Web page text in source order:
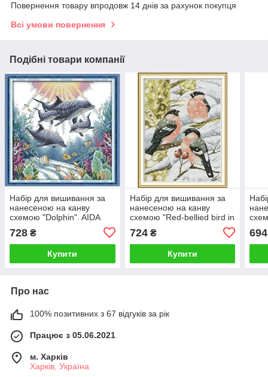
Повернення товару впродовж 14 днів за рахунок покупця
Всі умови повернення
Подібні товари компанії
Набір для вишивання за
нанесеною на канву
схемою "Dolphin". AIDA
728 ₴
Купити
Набір для вишивання за
нанесеною на канву
схемою "Red-bellied bird in
printed, 28*35 см
724₴
Купити
694
Про нас
100% позитивних з 67 відгуків за рік
Працює з 05.06.2021
м. Харків
Харків, Україна